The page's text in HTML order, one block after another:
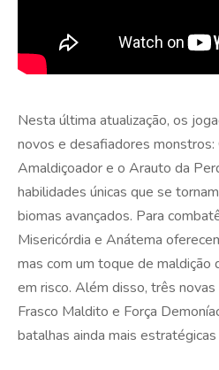
Nesta última atualização, os
novos e desafiadores monstros:
Amaldiçoador e o Arauto da
habilidades únicas que se
biomas avançados. Para
Misericórdia e Anátema
mas com um toque de maldição
em risco. Além disso, três novas
Frasco Maldito e Força
batalhas ainda mais